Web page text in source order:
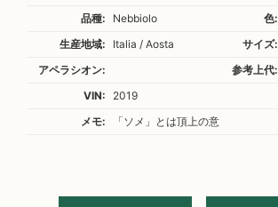
品種:
Nebbiolo 色:
生産地域:
Italia / Aosta サイズ:
アペラシオン:
参考上代:
VIN:
2019
メモ:
「ソメ」とは頂上の意